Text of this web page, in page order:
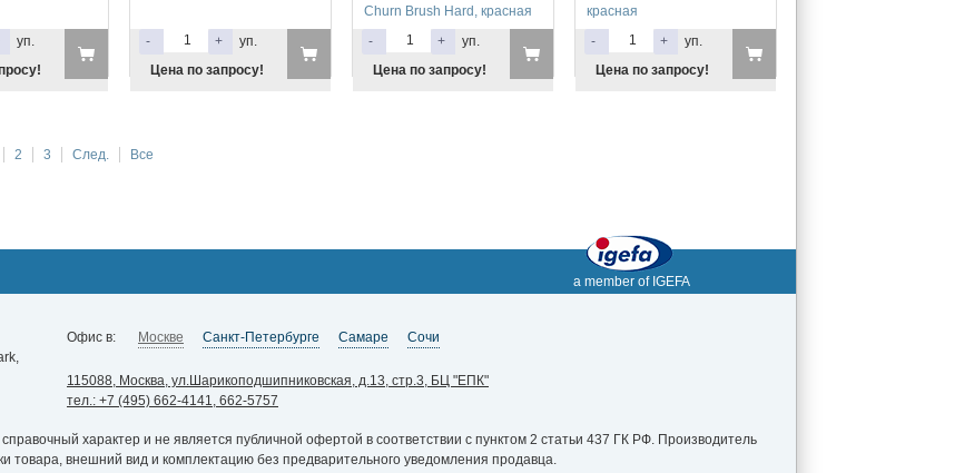
уп.
- +
уп.
Цена по запросу!
Churn Brush Hard, красная
-
+
уп.
Цена по запросу!
красная
-
+
уп.
Цена по запросу!
2 3 След. Все
a member of IGEFA
Офис в: Москве Санкт-Петербурге Самаре Сочи
115088, Москва, ул.Шарикоподшипниковская, д.13, стр.3, БЦ "ЕПК"
тел.: +7 (495) 662-4141, 662-5757
характер и не является публичной офертой в соответствии с пунктом 2 статьи 437 ГК РФ. Производитель
товара, внешний вид и комплектацию без предварительного уведомления продавца.